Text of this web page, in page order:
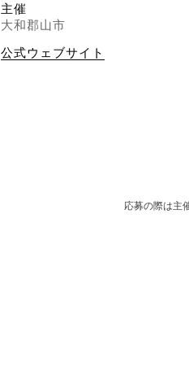
主催
大和郡山市
公式ウェブサイト
応募の際は主